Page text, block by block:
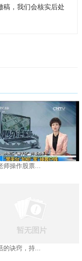
稿，我们会核实后处
师操作股票...
的诀窍，持...